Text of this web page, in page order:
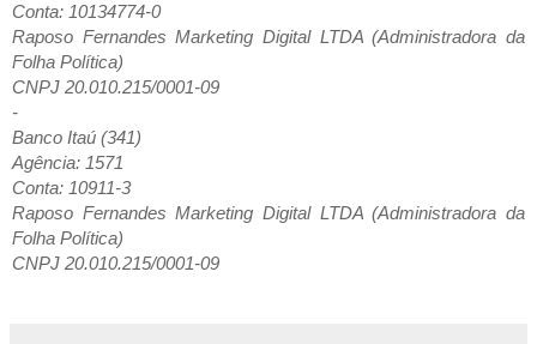
Conta: 10134774-0
Raposo Fernandes Marketing Digital LTDA (Administradora da
Folha Política)
CNPJ 20.010.215/0001-09
-
Banco Itaú (341)
Agência: 1571
Conta: 10911-3
Raposo Fernandes Marketing Digital LTDA (Administradora da
Folha Política)
CNPJ 20.010.215/0001-09